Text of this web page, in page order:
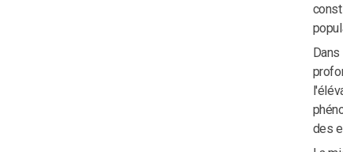
des